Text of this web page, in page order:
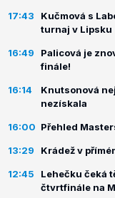
17:43
Kučmová s
turnaj v Lipsku
16:49
Palicová je
finále!
16:14
Knutsonová
nezískala
16:00 Přehled
13:29 Krádež v
12:45
Lehečku čeká
čtvrtfinále na